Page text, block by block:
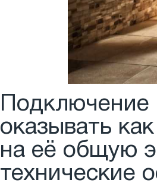
Подключение
оказывать
на её общую
технические